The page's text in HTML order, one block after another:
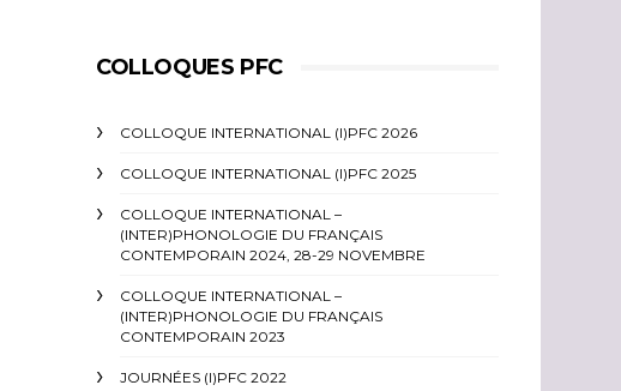
COLLOQUES PFC
COLLOQUE INTERNATIONAL (I)PFC 2026
COLLOQUE INTERNATIONAL (I)PFC 2025
COLLOQUE INTERNATIONAL –
(INTER)PHONOLOGIE DU FRANÇAIS
CONTEMPORAIN 2024, 28-29 NOVEMBRE
COLLOQUE INTERNATIONAL –
(INTER)PHONOLOGIE DU FRANÇAIS
CONTEMPORAIN 2023
JOURNÉES (I)PFC 2022